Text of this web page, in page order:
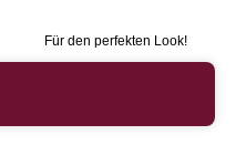
Für den perfekten Look!